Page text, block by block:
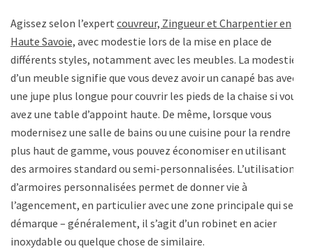
Agissez selon l’expert couvreur, Zingueur et Charpentier en
Haute Savoie, avec modestie lors de la mise en place de
différents styles, notamment avec les meubles. La modestie
d’un meuble signifie que vous devez avoir un canapé bas avec
une jupe plus longue pour couvrir les pieds de la chaise si vous
avez une table d’appoint haute. De même, lorsque vous
modernisez une salle de bains ou une cuisine pour la rendre
plus haut de gamme, vous pouvez économiser en utilisant
des armoires standard ou semi-personnalisées. L’utilisation
d’armoires personnalisées permet de donner vie à
l’agencement, en particulier avec une zone principale qui se
démarque – généralement, il s’agit d’un robinet en acier
inoxydable ou quelque chose de similaire.